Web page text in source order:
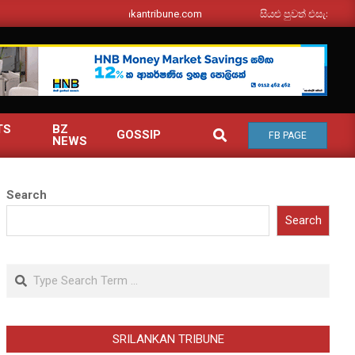
srilankantribune.com සියළු පුවත් එසැනින් ඔබ
BZ
NEWS
GOSSIP SEARCH
FB PAGE
Search
Search
Search
SRILANKAN TRIBUNE